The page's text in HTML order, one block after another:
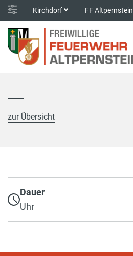
Kirchdorf FF Altpernstein
zur Übersicht
Dauer
Uhr